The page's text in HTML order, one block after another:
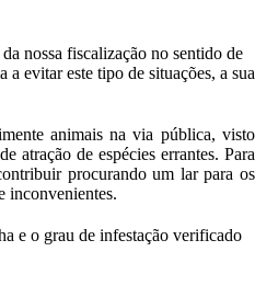
nossa fiscalização no sentido de
evitar este tipo de situações, a sua
animais na via pública, visto
atração de espécies errantes. Para
procurando um lar para os
inconvenientes.
e o grau de infestação verificado